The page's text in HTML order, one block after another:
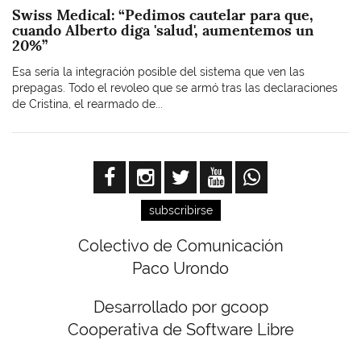
Swiss Medical: “Pedimos cautelar para que,
cuando Alberto diga 'salud', aumentemos un
20%”
Esa sería la integración posible del sistema que ven las
prepagas. Todo el revoleo que se armó tras las declaraciones
de Cristina, el rearmado de...
subscribirse
Colectivo de Comunicación
Paco Urondo
Desarrollado por gcoop
Cooperativa de Software Libre